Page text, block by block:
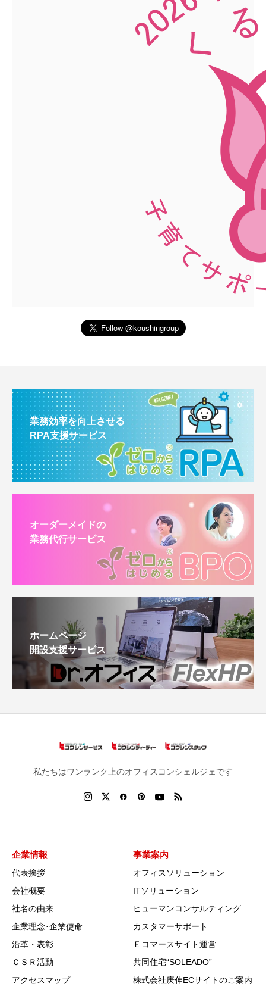
業務効率を向上させる
RPA支援サービス
オーダーメイドの
業務代行サービス
ホームページ
開設支援サービス
私たちはワンランク上のオフィスコンシェルジェです
企業情報
代表挨拶
会社概要
社名の由来
企業理念･企業使命
沿革・表彰
ＣＳＲ活動
アクセスマップ
事業案内
オフィスソリューション
ITソリューション
ヒューマンコンサルティング
カスタマーサポート
Ｅコマースサイト運営
共同住宅“SOLEADO”
株式会社庚伸ECサイトのご案内